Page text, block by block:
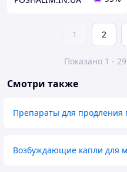
1 2
Показано 1 -
Смотри также
Препараты для продления
Возбуждающие капли для